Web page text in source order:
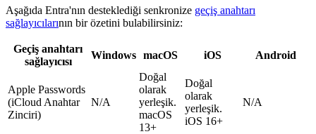
Aşağıda Entra'nın desteklediği senkronize geçiş anahtarı
sağlayıcılarının bir özetini bulabilirsiniz:
Geçiş anahtarı
sağlayıcısı
Windows macOS iOS Android
Apple Passwords
(iCloud Anahtar
Zinciri)
N/A
Doğal
olarak
yerleşik.
macOS
13+
Doğal
olarak
yerleşik.
iOS 16+
N/A